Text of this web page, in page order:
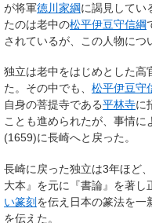
が将軍徳川家綱に謁見してい
たのは老中の松平伊豆守信綱
されているが、この人物につ
独立は老中をはじめとした高
た。その中でも、 松平伊豆守
自身の菩提寺である平林寺に
ことも進められたが、事情に
(1659)に長崎へと戻った。
長崎に戻った独立は3年ほど、
大本』を元に『書論』を著し
い篆刻 を伝え日本の篆法を一
を伝えた。